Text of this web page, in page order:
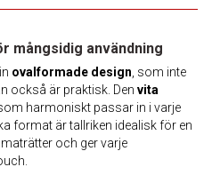
mångsidig användning
ovalformade design , som inte
också är praktisk. Den vita
harmoniskt passar in i varje
format är tallriken idealisk för en
och ger varje